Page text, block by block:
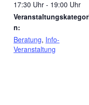
17:30 Uhr - 19:00 Uhr
n:
Beratung, Info-
Veranstaltung